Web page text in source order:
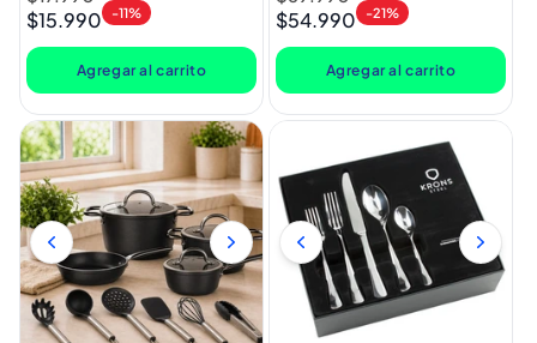
habitual
de
oferta
$15.990 -11%
Agregar al carrito
habitual
de
oferta
$54.990 -21%
Agregar al carrito